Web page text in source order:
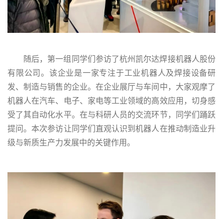
随后，第一组同学们参访了杭州凯尔达焊接机器人股份
有限公司。该企业是一家专注于工业机器人及焊接设备研
发、制造与销售的企业。在企业展厅与车间中，大家观摩了
机器人在汽车、电子、家电等工业领域的高效应用，切身感
受了其自动化水平。在与科研人员的交流环节，同学们踊跃
提问。本次参访让同学们直观认识到机器人在推动制造业升
级与新质生产力发展中的关键作用。